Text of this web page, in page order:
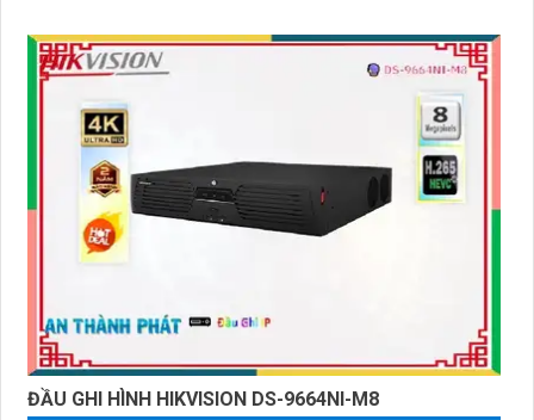
ĐẦU GHI HÌNH HIKVISION DS-9664NI-M8